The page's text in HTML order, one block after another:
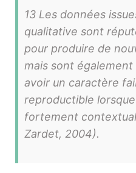
13 Les données
qualitative sont
pour produire de
mais sont
avoir un caractère
reproductible
fortement
Zardet, 2004).